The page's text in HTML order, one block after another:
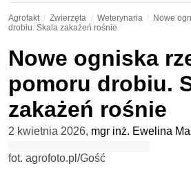
Agrofakt Zwierzęta Weterynaria
Nowe
drobiu. Skala zakażeń rośnie
Nowe ogniska
pomoru drobiu.
zakażeń rośnie
2 kwietnia 2026, mgr inż. Ewelina
fot. agrofoto.pl/Gość